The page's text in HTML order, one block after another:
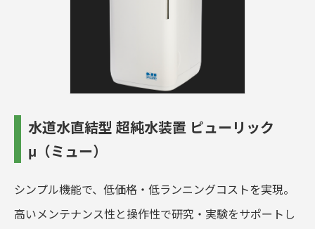
水道水直結型 超純水装置 ピューリック
μ（ミュー）
シンプル機能で、低価格・低ランニングコストを実現。
高いメンテナンス性と操作性で研究・実験をサポートし